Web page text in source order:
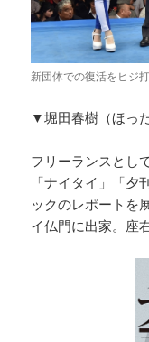
新団体での復活をヒジ
▼堀田春樹（ほっ
フリーランスとし
「ナイタイ」「
ックのレポートを
イ仏門に出家。座